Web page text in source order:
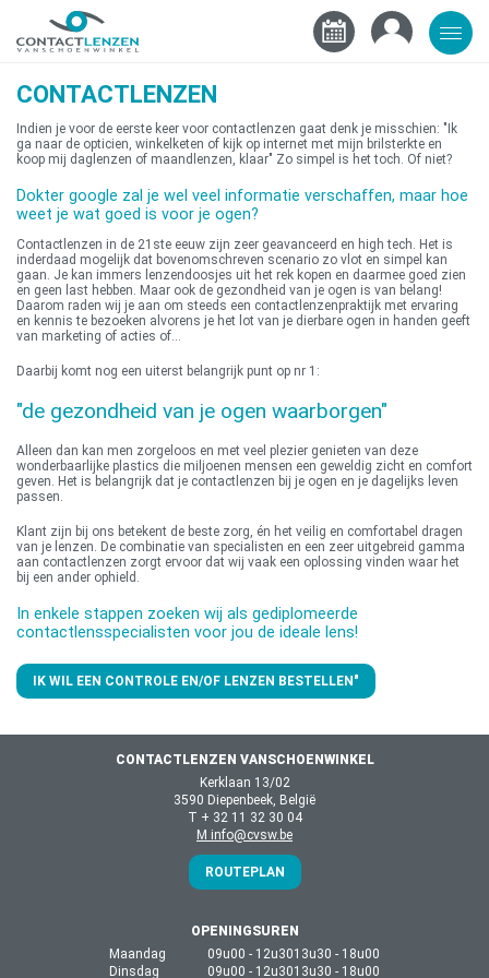
CONTACTLENZEN
Indien je voor de eerste keer voor contactlenzen gaat denk je misschien: "Ik
ga naar de opticien, winkelketen of kijk op internet met mijn brilsterkte en
koop mij daglenzen of maandlenzen, klaar" Zo simpel is het toch. Of niet?
Dokter google zal je wel veel informatie verschaffen, maar hoe
weet je wat goed is voor je ogen?
Contactlenzen in de 21ste eeuw zijn zeer geavanceerd en high tech. Het is
inderdaad mogelijk dat bovenomschreven scenario zo vlot en simpel kan
gaan. Je kan immers lenzendoosjes uit het rek kopen en daarmee goed zien
en geen last hebben. Maar ook de gezondheid van je ogen is van belang!
Daarom raden wij je aan om steeds een contactlenzenpraktijk met ervaring
en kennis te bezoeken alvorens je het lot van je dierbare ogen in handen geeft
van marketing of acties of...
Daarbij komt nog een uiterst belangrijk punt op nr 1:
"de gezondheid van je ogen waarborgen"
Alleen dan kan men zorgeloos en met veel plezier genieten van deze
wonderbaarlijke plastics die miljoenen mensen een geweldig zicht en comfort
geven. Het is belangrijk dat je contactlenzen bij je ogen en je dagelijks leven
passen.
Klant zijn bij ons betekent de beste zorg, én het veilig en comfortabel dragen
van je lenzen. De combinatie van specialisten en een zeer uitgebreid gamma
aan contactlenzen zorgt ervoor dat wij vaak een oplossing vinden waar het
bij een ander ophield.
In enkele stappen zoeken wij als gediplomeerde
contactlensspecialisten voor jou de ideale lens!
IK WIL EEN CONTROLE EN/OF LENZEN BESTELLEN"
CONTACTLENZEN VANSCHOENWINKEL
Kerklaan 13/02
3590 Diepenbeek, België
T + 32 11 32 30 04
M info@cvsw.be
ROUTEPLAN
OPENINGSUREN
Maandag
Dinsdag
09u00 - 12u30
09u00 - 12u30
13u30 - 18u00
13u30 - 18u00